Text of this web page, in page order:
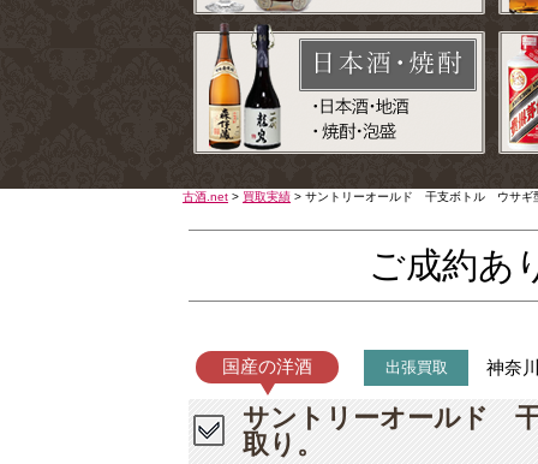
古酒.net > 買取実績 > サントリーオールド 干支ボトル ウサ
ご成約あ
国産の洋酒 出張買取 神奈
サントリーオールド
取り。